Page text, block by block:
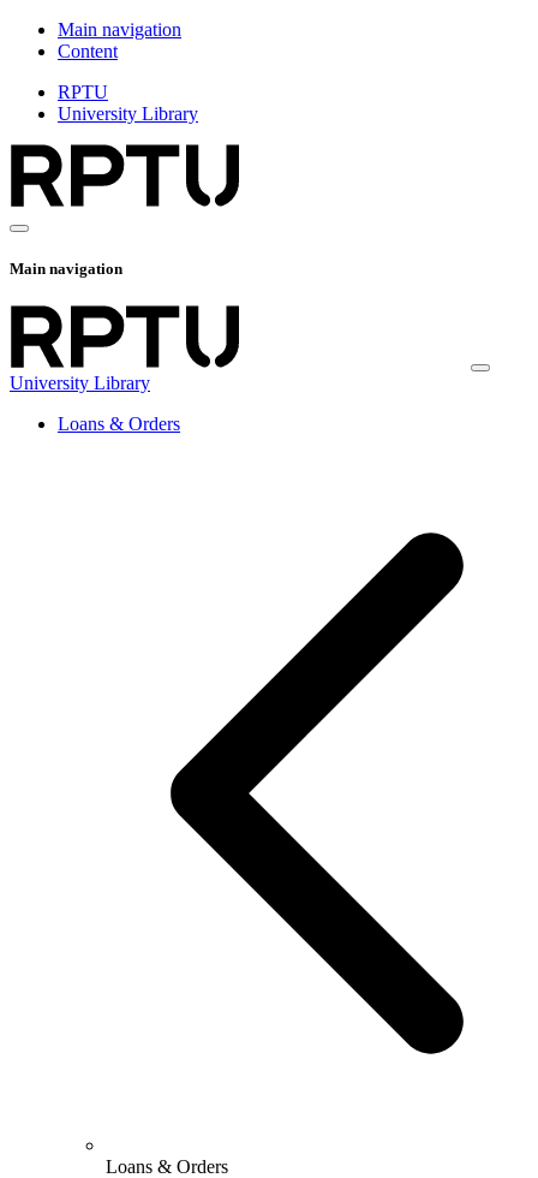
Main navigation
Content
RPTU
University Library
Main navigation
University Library
Loans & Orders
Loans & Orders